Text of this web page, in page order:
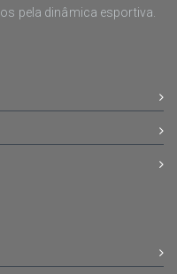
pela dinâmica esportiva.